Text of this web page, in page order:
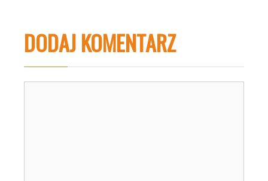
DODAJ KOMENTARZ